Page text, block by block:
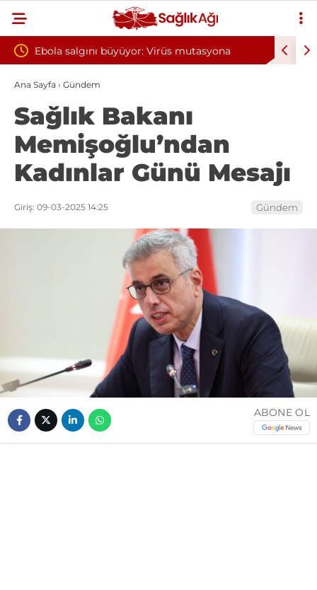
Virüs mutasyona Yılın ilk 6 ayında 10 bini aşkın hasta
Ana Sayfa › Gündem
Sağlık Bakanı
Memişoğlu’ndan
Kadınlar Günü Mesajı
Giriş: 09-03-2025 14:25 Gündem
ABONE OL